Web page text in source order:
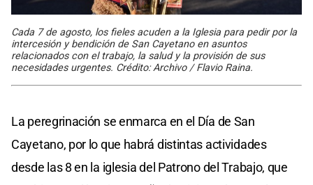
Cada 7 de agosto, los fieles acuden a la Iglesia para pedir por la
intercesión y bendición de San Cayetano en asuntos
relacionados con el trabajo, la salud y la provisión de sus
necesidades urgentes. Crédito: Archivo / Flavio Raina.
La peregrinación se enmarca en el Día de San
Cayetano, por lo que habrá distintas actividades
desde las 8 en la iglesia del Patrono del Trabajo, que